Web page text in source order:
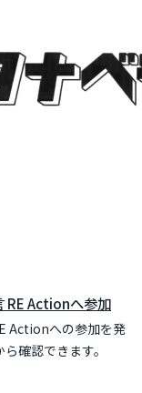
RE Actionへ参加
Actionへの参加を発
確認できます。